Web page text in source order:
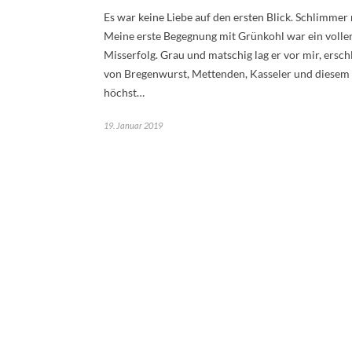
Es war keine Liebe auf den ersten Blick. Schlimmer
Meine erste Begegnung mit Grünkohl war ein
Misserfolg. Grau und matschig lag er vor mir,
von Bregenwurst, Mettenden, Kasseler und diesem
höchst…
19. Januar 2019